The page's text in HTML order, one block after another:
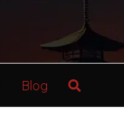
Blog